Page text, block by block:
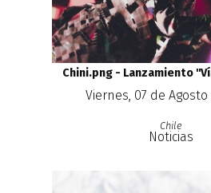
Chini.png - Lanzamiento
Viernes, 07 de Agosto
Chile
Noticias